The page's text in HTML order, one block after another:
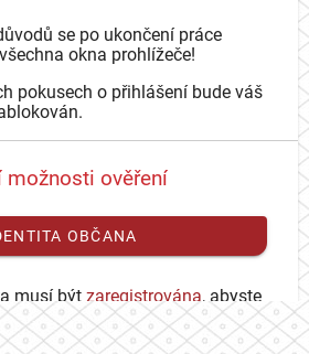
se po ukončení práce
okna prohlížeče!
pokusech o přihlášení bude váš
možnosti ověření
OBČANA
musí být zaregistrována, abyste
svému CAS účtu.